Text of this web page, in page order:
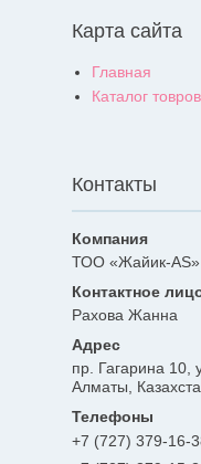
Карта сайта
Главная
Каталог товров
Контакты
ТОО «Жайик-AS»
Рахова Жанна
пр. Гагарина 10,
Алматы,
+7 (727) 379-16-